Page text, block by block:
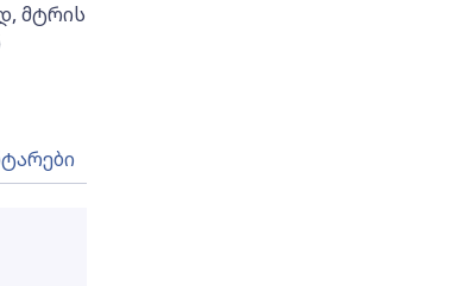
მტრის